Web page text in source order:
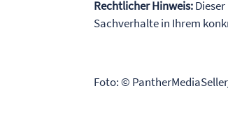
Rechtlicher Hinweis:
Sachverhalte in Ihrem
Foto: ©